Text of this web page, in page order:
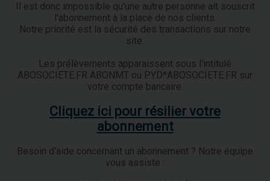
Il est donc impossible qu'une autre personne ait souscrit
l'abonnement à la place de nos clients.
Notre priorité est la sécurité des transactions sur notre
site.
Les prélèvements apparaissent sous l'intitulé
ABOSOCIETE.FR ABONMT ou PYD*ABOSOCIETE.FR sur
votre compte bancaire.
Cliquez ici pour résilier votre
abonnement
Besoin d'aide concernant un abonnement ? Notre équipe
vous assiste :